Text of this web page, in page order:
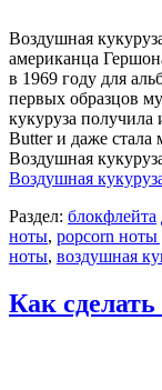
Воздушная
американца
в 1969 году для
первых образцов
кукуруза
Butter и даже
Воздушная
Воздушная
Раздел: блокфлейта
ноты, popcorn
ноты, воздушная
Как